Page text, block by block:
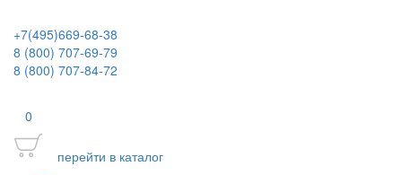
+7(495)669-68-38
8 (800) 707-69-79
8 (800) 707-84-72
0
перейти в каталог